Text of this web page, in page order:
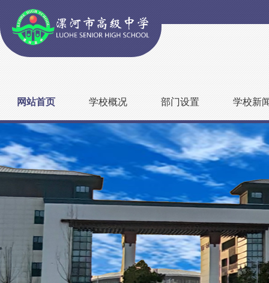
网站首页 学校概况 部门设置 学校新